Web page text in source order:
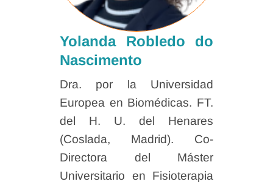
Yolanda Robledo do
Nascimento
Dra. por la Universidad
Europea en Biomédicas. FT.
del H. U. del Henares
(Coslada, Madrid). Co-
Directora del Máster
Universitario en Fisioterapia